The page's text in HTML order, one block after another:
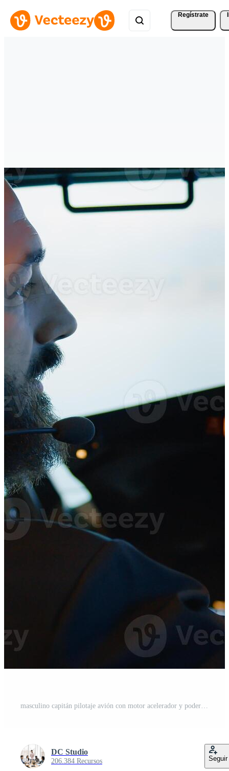
Regístrate
masculino capitán pilotaje avión con motor acelerador y poder cambiar en tablero mando en cabina. fijación altitud y longitud nivel a quitarse y mosca aeronave. cerca arriba. Foto Pro
DC Studio
206.384 Recursos Seguir